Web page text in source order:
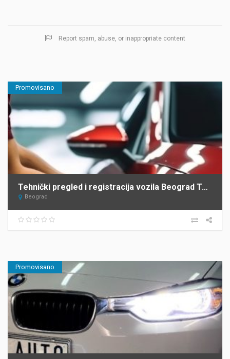
Report spam, abuse, or inappropriate content
Promovisano
Tehnički pregled i registracija vozila Beograd Top Heel Tim Group
Beograd
Promovisano